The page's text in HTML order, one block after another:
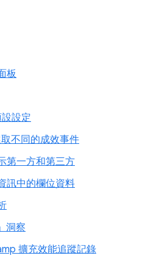
板
設定
不同的成效事件
第一方和第三方
訊中的欄位資料
洞察
擴充效能追蹤記錄